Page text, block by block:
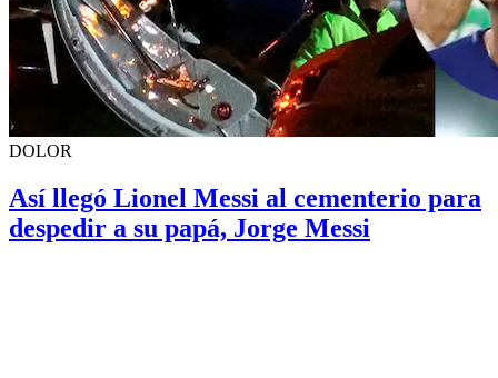
DOLOR
Así llegó Lionel Messi al cementerio para
despedir a su papá, Jorge Messi